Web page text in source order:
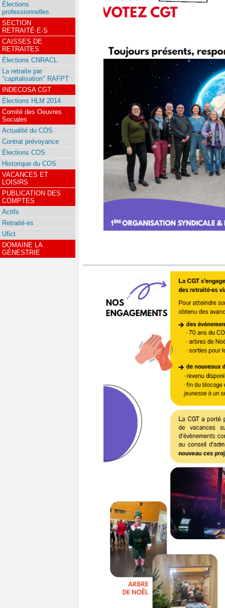
Élections
professionnelles
SECTION
RETRAITÉ·E·S
CAISSES DE
RETRAITES
Élections CNRACL
La retraite par
"capitalisation" RAFPT
INDECOSA CGT
Élections HLM 2014
Comité des Oeuvres
Sociales
Actualité du COS
Contrat prévoyance
Élections COS
Historique du COS
VACANCES ET
LOISIRS
PUBLICATION DES
COMPTES
Actifs
Retraité·es
Ufict
DOMAINE LA
GÉNESTRIE